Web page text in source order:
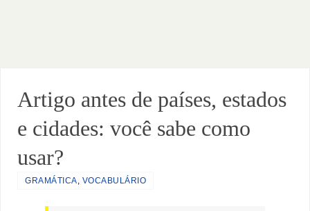
Artigo antes de países, estados
e cidades: você sabe como
usar?
GRAMÁTICA, VOCABULÁRIO